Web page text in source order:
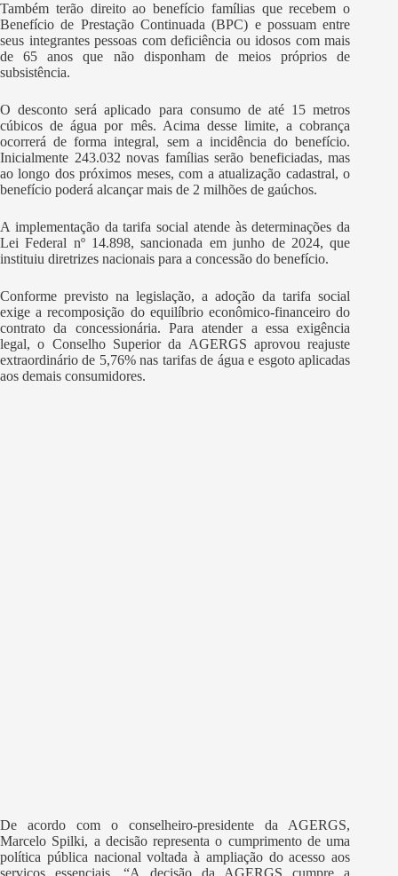
Também terão direito ao benefício famílias que recebem o
Benefício de Prestação Continuada (BPC) e possuam entre
seus integrantes pessoas com deficiência ou idosos com mais
de 65 anos que não disponham de meios próprios de
subsistência.
O desconto será aplicado para consumo de até 15 metros
cúbicos de água por mês. Acima desse limite, a cobrança
ocorrerá de forma integral, sem a incidência do benefício.
Inicialmente 243.032 novas famílias serão beneficiadas, mas
ao longo dos próximos meses, com a atualização cadastral, o
benefício poderá alcançar mais de 2 milhões de gaúchos.
A implementação da tarifa social atende às determinações da
Lei Federal nº 14.898, sancionada em junho de 2024, que
instituiu diretrizes nacionais para a concessão do benefício.
Conforme previsto na legislação, a adoção da tarifa social
exige a recomposição do equilíbrio econômico-financeiro do
contrato da concessionária. Para atender a essa exigência
legal, o Conselho Superior da AGERGS aprovou reajuste
extraordinário de 5,76% nas tarifas de água e esgoto aplicadas
aos demais consumidores.
De acordo com o conselheiro-presidente da AGERGS,
Marcelo Spilki, a decisão representa o cumprimento de uma
política pública nacional voltada à ampliação do acesso aos